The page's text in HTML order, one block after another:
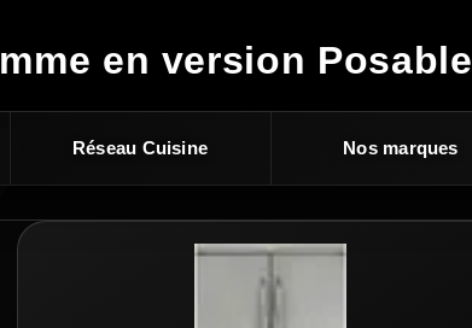
en version Posable
Réseau Cuisine Nos marques